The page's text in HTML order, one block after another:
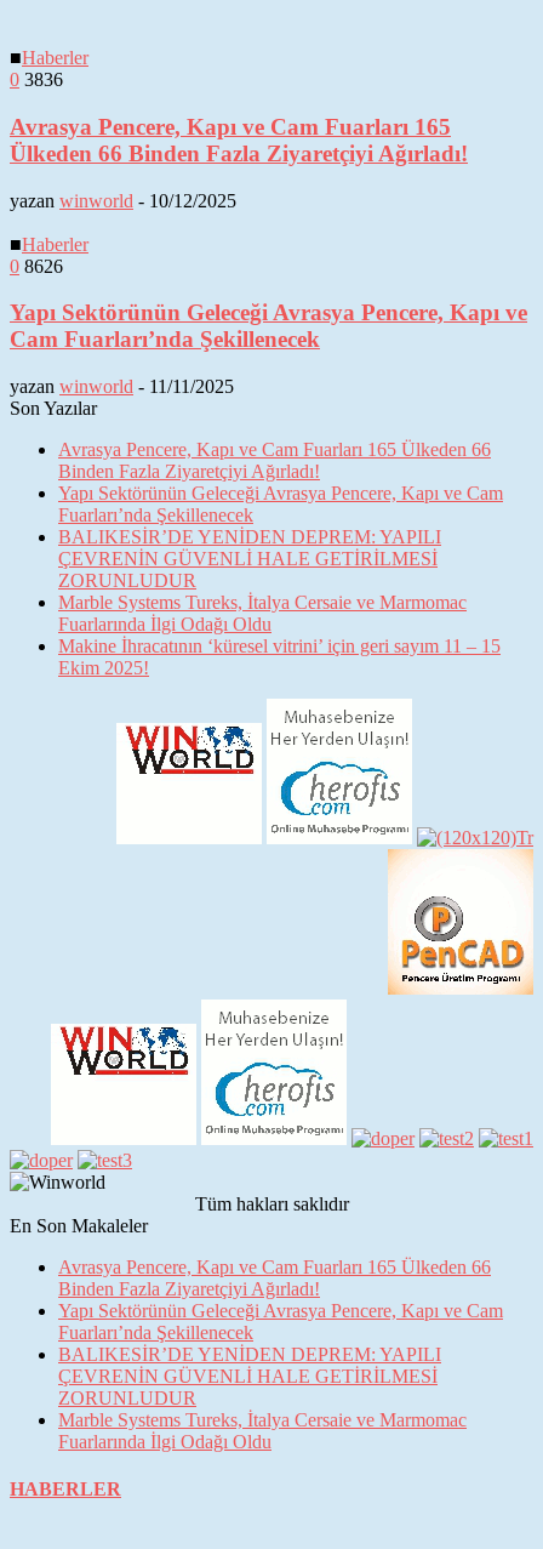
■Haberler
0 3836
Avrasya Pencere, Kapı ve Cam Fuarları 165
Ülkeden 66 Binden Fazla Ziyaretçiyi Ağırladı!
yazan winworld - 10/12/2025
■Haberler
0 8626
Yapı Sektörünün Geleceği Avrasya Pencere, Kapı ve
Cam Fuarları’nda Şekillenecek
yazan winworld - 11/11/2025
Son Yazılar
Avrasya Pencere, Kapı ve Cam Fuarları 165 Ülkeden 66
Binden Fazla Ziyaretçiyi Ağırladı!
Yapı Sektörünün Geleceği Avrasya Pencere, Kapı ve Cam
Fuarları’nda Şekillenecek
BALIKESİR’DE YENİDEN DEPREM: YAPILI
ÇEVRENİN GÜVENLİ HALE GETİRİLMESİ
ZORUNLUDUR
Marble Systems Tureks, İtalya Cersaie ve Marmomac
Fuarlarında İlgi Odağı Oldu
Makine İhracatının ‘küresel vitrini’ için geri sayım 11 – 15
Ekim 2025!
Tüm hakları saklıdır
En Son Makaleler
Avrasya Pencere, Kapı ve Cam Fuarları 165 Ülkeden 66
Binden Fazla Ziyaretçiyi Ağırladı!
Yapı Sektörünün Geleceği Avrasya Pencere, Kapı ve Cam
Fuarları’nda Şekillenecek
BALIKESİR’DE YENİDEN DEPREM: YAPILI
ÇEVRENİN GÜVENLİ HALE GETİRİLMESİ
ZORUNLUDUR
Marble Systems Tureks, İtalya Cersaie ve Marmomac
Fuarlarında İlgi Odağı Oldu
HABERLER